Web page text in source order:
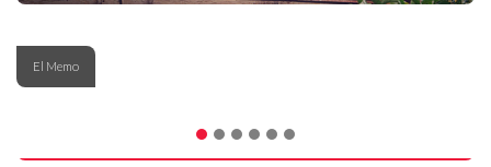
El Memo